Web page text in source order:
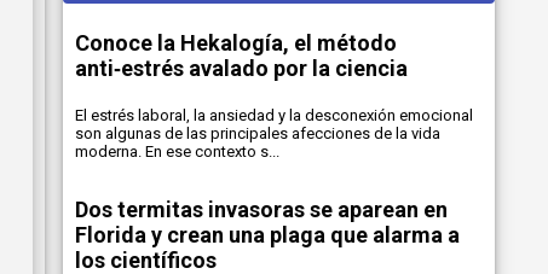
Conoce la Hekalogía, el método
anti‑estrés avalado por la ciencia
El estrés laboral, la ansiedad y la desconexión emocional
son algunas de las principales afecciones de la vida
moderna. En ese contexto s...
Dos termitas invasoras se aparean en
Florida y crean una plaga que alarma a
los científicos